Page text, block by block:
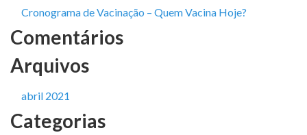
Cronograma de Vacinação – Quem Vacina Hoje?
Comentários
Arquivos
abril 2021
Categorias